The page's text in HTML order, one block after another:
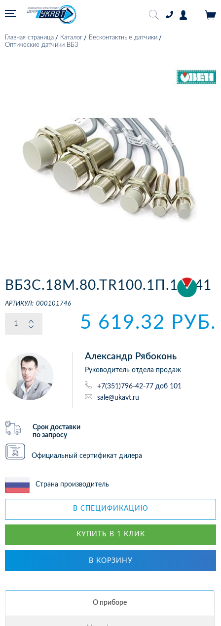
Главная страница Каталог
Бесконтактные датчики
Оптические датчики ВБ3
ВБ3С.18М.80.ТR100.1П.1.Z.41
АРТИКУЛ: 000101746
5 619.32 РУБ.
Александр Рябоконь
Руководитель отдела продаж
+7(351)796-42-77 доб 101
sale@ukavt.ru
Срок доставки
по запросу
Официальный сертификат дилера
Страна производитель
В СПЕЦИФИКАЦИЮ
КУПИТЬ В 1 КЛИК
В КОРЗИНУ